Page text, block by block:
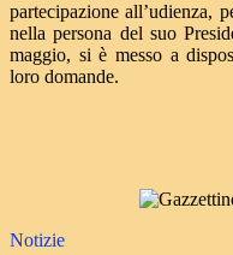
partecipazione all’udienza,
nella persona del suo
maggio, si è messo a
loro domande.
Notizie